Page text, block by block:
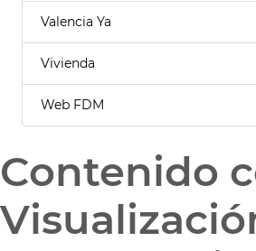
Valencia Ya
Vivienda
Web FDM
Contenido